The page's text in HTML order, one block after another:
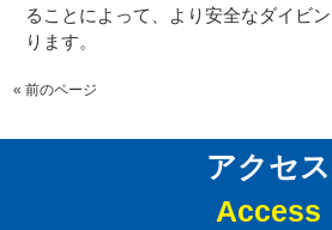
ることによって、より安全なダイビ
ります。
« 前のページ
アクセス
Access